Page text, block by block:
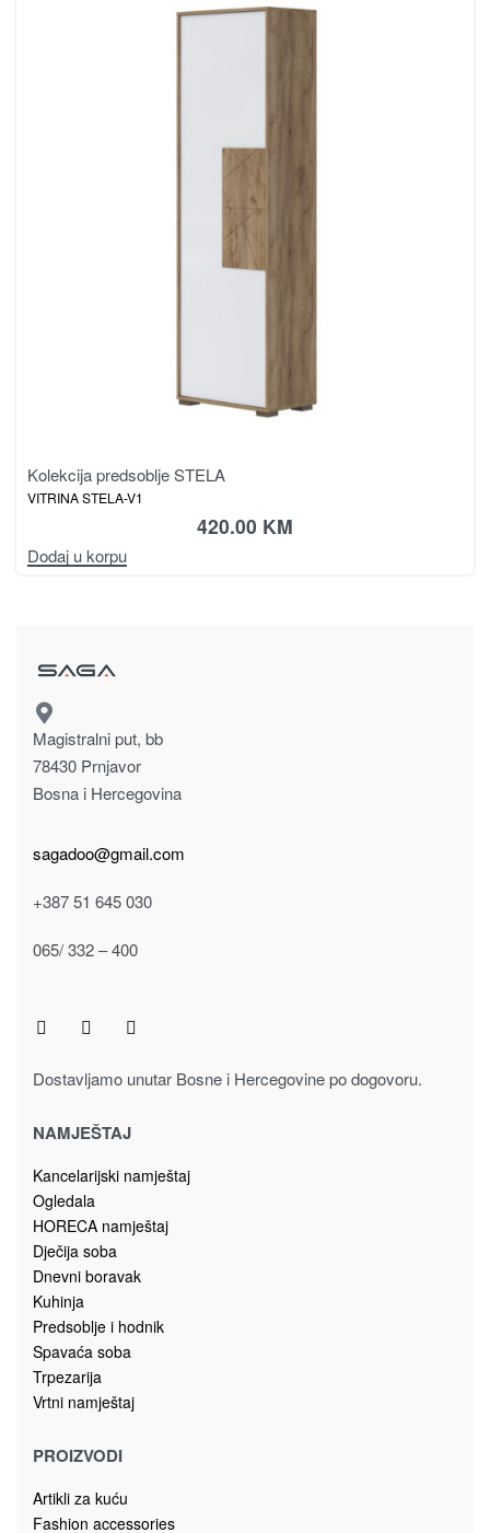
Kolekcija predsoblje STELA
VITRINA STELA-V1
420.00 KM
Dodaj u korpu
Magistralni put, bb
78430 Prnjavor
Bosna i Hercegovina
sagadoo@gmail.com
+387 51 645 030
065/ 332 – 400
Dostavljamo unutar Bosne i Hercegovine po dogovoru.
NAMJEŠTAJ
Kancelarijski namještaj
Ogledala
HORECA namještaj
Dječija soba
Dnevni boravak
Kuhinja
Predsoblje i hodnik
Spavaća soba
Trpezarija
Vrtni namještaj
PROIZVODI
Artikli za kuću
Fashion accessories